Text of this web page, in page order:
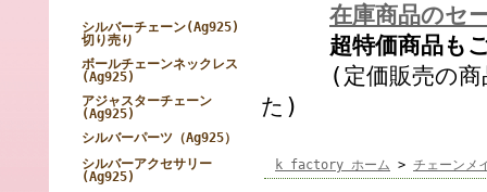
シルバーチェーン(Ag925)
切り売り
ボールチェーンネックレス
(Ag925)
アジャスターチェーン
(Ag925)
シルバーパーツ（Ag925）
シルバーアクセサリー
(Ag925)
在庫商品のセ
超特価商品もご
(定価販売の商品
た)
k factory ホーム > チェーンメ